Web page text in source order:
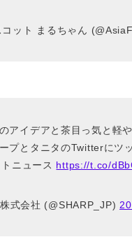
ット まるちゃん
アイデアと茶目っ気と軽
プとタニタのTwitterにツ
ニュース https://t.co/
式会社 (@SHARP_JP)